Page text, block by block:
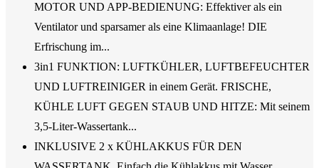
MOTOR UND APP-BEDIENUNG: Effektiver als ein
Ventilator und sparsamer als eine Klimaanlage! DIE
Erfrischung im...
3in1 FUNKTION: LUFTKÜHLER, LUFTBEFEUCHTER
UND LUFTREINIGER in einem Gerät. FRISCHE,
KÜHLE LUFT GEGEN STAUB UND HITZE: Mit seinem
3,5-Liter-Wassertank...
INKLUSIVE 2 x KÜHLAKKUS FÜR DEN